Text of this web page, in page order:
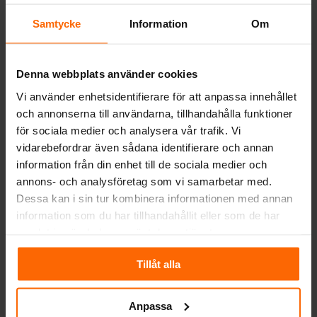
Samtycke Information Om
Denna webbplats använder cookies
Vi använder enhetsidentifierare för att anpassa innehållet
och annonserna till användarna, tillhandahålla funktioner
för sociala medier och analysera vår trafik. Vi
vidarebefordrar även sådana identifierare och annan
information från din enhet till de sociala medier och
annons- och analysföretag som vi samarbetar med.
Dessa kan i sin tur kombinera informationen med annan
information som du har tillhandahållit eller som de har
Tillåt alla
Anpassa
kvalitetsprodukter till Sveriges bästa pris.
skorstenmodeller och även offertformulär.
Kontakta oss!
Tveka inta att ringa oss vid frågor eller
funderingar på telefon 0430 690580 så ser vi
till att ge er rätt produkter till rätt pris och
givetvis fraktfritt levererat.
Relaterade produkter